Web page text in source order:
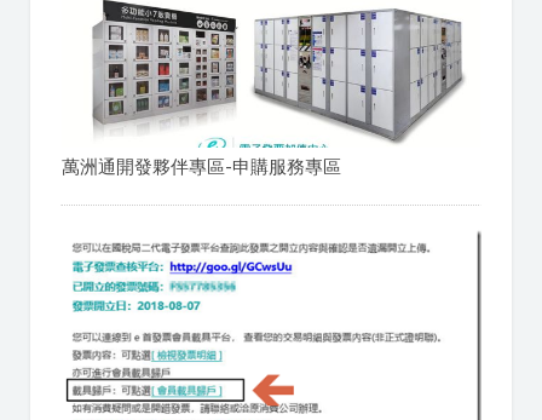
萬洲通開發夥伴專區-申購服務專區